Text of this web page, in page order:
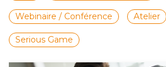
Webinaire / Conférence Atelier
Serious Game